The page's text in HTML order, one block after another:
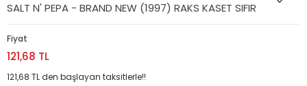
SALT N' PEPA - BRAND NEW (1997) RAKS KASET SIFIR
Fiyat
121,68 TL
121,68 TL den başlayan taksitlerle!!